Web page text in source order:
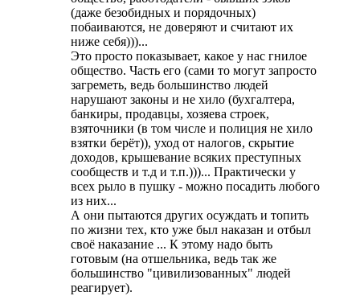
(даже безобидных и порядочных)
побаиваются, не доверяют и считают их
ниже себя)))...
Это просто показывает, какое у нас гнилое
общество. Часть его (сами то могут запросто
загреметь, ведь большинство людей
нарушают законы и не хило (бухгалтера,
банкиры, продавцы, хозяева строек,
взяточники (в том числе и полиция не хило
взятки берёт)), уход от налогов, скрытие
доходов, крышевание всяких преступных
сообществ и т.д и т.п.)))... Практически у
всех рыло в пушку - можно посадить любого
из них...
А они пытаются других осуждать и топить
по жизни тех, кто уже был наказан и отбыл
своё наказание ... К этому надо быть
готовым (на отшельника, ведь так же
большинство "цивилизованных" людей
реагирует).